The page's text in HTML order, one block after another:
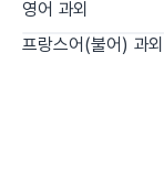
영어 과외
프랑스어(불어) 과외